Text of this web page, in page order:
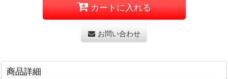
カートに入れる
お問い合わせ
商品詳細